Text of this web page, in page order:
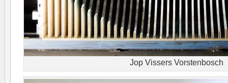
Jop Vissers Vorstenbosch